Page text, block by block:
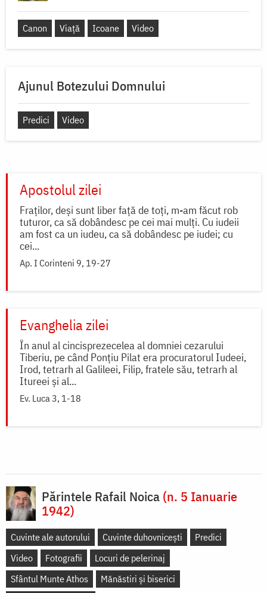
Canon Viață Icoane Video
Ajunul Botezului Domnului
Predici Video
Apostolul zilei
Fraţilor, deşi sunt liber faţă de toţi, m-am făcut rob
tuturor, ca să dobândesc pe cei mai mulţi. Cu iudeii
am fost ca un iudeu, ca să dobândesc pe iudei; cu
cei...
Ap. I Corinteni 9, 19-27
Evanghelia zilei
În anul al cincisprezecelea al domniei cezarului
Tiberiu, pe când Ponțiu Pilat era procuratorul Iudeei,
Irod, tetrarh al Galileei, Filip, fratele său, tetrarh al
Itureei și al...
Ev. Luca 3, 1-18
Părintele Rafail Noica (n. 5 Ianuarie
1942)
Cuvinte ale autorului Cuvinte duhovnicești
Predici
Video
Fotografii
Locuri de pelerinaj
Sfântul Munte Athos
Mănăstiri și biserici